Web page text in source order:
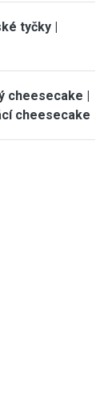
tyčky |
cheesecake |
cheesecake